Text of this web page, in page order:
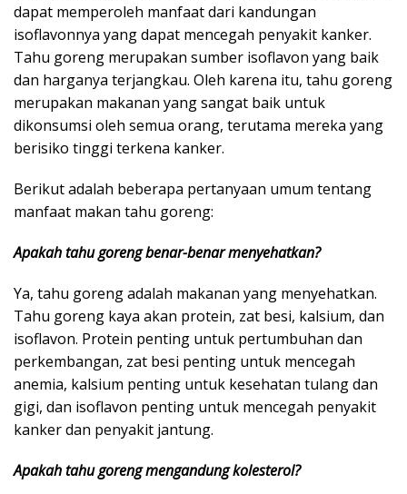
dapat memperoleh manfaat dari kandungan
isoflavonnya yang dapat mencegah penyakit kanker.
Tahu goreng merupakan sumber isoflavon yang baik
dan harganya terjangkau. Oleh karena itu, tahu goreng
merupakan makanan yang sangat baik untuk
dikonsumsi oleh semua orang, terutama mereka yang
berisiko tinggi terkena kanker.
Berikut adalah beberapa pertanyaan umum tentang
manfaat makan tahu goreng:
Apakah tahu goreng benar-benar menyehatkan?
Ya, tahu goreng adalah makanan yang menyehatkan.
Tahu goreng kaya akan protein, zat besi, kalsium, dan
isoflavon. Protein penting untuk pertumbuhan dan
perkembangan, zat besi penting untuk mencegah
anemia, kalsium penting untuk kesehatan tulang dan
gigi, dan isoflavon penting untuk mencegah penyakit
kanker dan penyakit jantung.
Apakah tahu goreng mengandung kolesterol?